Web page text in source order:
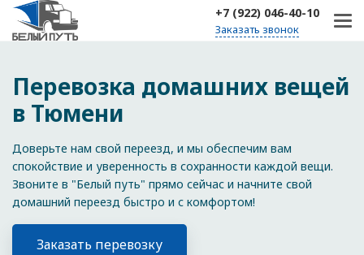
+7 (922) 046-40-10
Заказать звонок
Перевозка домашних вещей
в Тюмени
Доверьте нам свой переезд, и мы обеспечим вам
спокойствие и уверенность в сохранности каждой вещи.
Звоните в "Белый путь" прямо сейчас и начните свой
домашний переезд быстро и с комфортом!
Заказать перевозку